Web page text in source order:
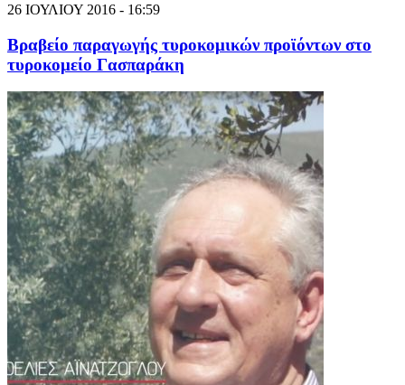
26 ΙΟΥΛΙΟΥ 2016 - 16:59
Βραβείο παραγωγής τυροκομικών προϊόντων στο
τυροκομείο Γασπαράκη